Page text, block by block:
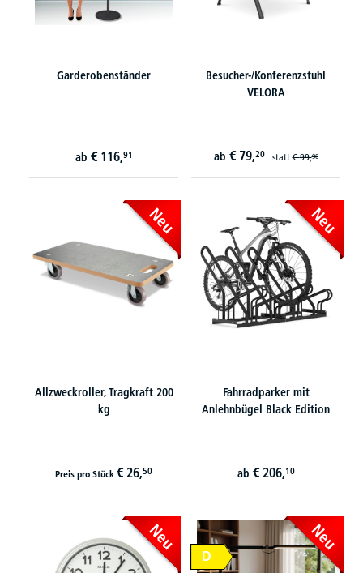
Garderobenständer
ab € 116,91
Besucher-/Konferenzstuhl
VELORA
ab € 79,20 statt€ 99,90
Neu
Allzweckroller, Tragkraft 200
kg
Preis pro Stück € 26,50
Neu
Fahrradparker mit
Anlehnbügel Black Edition
ab € 206,10
Neu
D
Neu